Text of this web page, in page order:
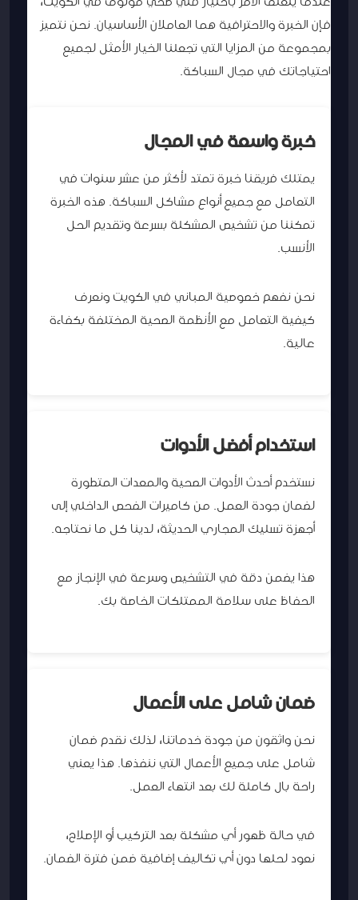
فإن الخبرة والاحترافية هما العاملان الأساسيان. نحن نتميز
بمجموعة من المزايا التي تجعلنا الخيار الأمثل لجميع
احتياجاتك في مجال السباكة.
خبرة واسعة في المجال
يمتلك فريقنا خبرة تمتد لأكثر من عشر سنوات في
التعامل مع جميع أنواع مشاكل السباكة. هذه الخبرة
تمكننا من تشخيص المشكلة بسرعة وتقديم الحل
الأنسب.
نحن نفهم خصوصية المباني في الكويت ونعرف
كيفية التعامل مع الأنظمة الصحية المختلفة بكفاءة
عالية.
استخدام أفضل الأدوات
نستخدم أحدث الأدوات الصحية والمعدات المتطورة
لضمان جودة العمل. من كاميرات الفحص الداخلي إلى
أجهزة تسليك المجاري الحديثة، لدينا كل ما نحتاجه.
هذا يضمن دقة في التشخيص وسرعة في الإنجاز مع
الحفاظ على سلامة الممتلكات الخاصة بك.
ضمان شامل على الأعمال
نحن واثقون من جودة خدماتنا، لذلك نقدم ضمان
شامل على جميع الأعمال التي ننفذها. هذا يعني
راحة بال كاملة لك بعد انتهاء العمل.
في حالة ظهور أي مشكلة بعد التركيب أو الإصلاح،
نعود لحلها دون أي تكاليف إضافية ضمن فترة الضمان.